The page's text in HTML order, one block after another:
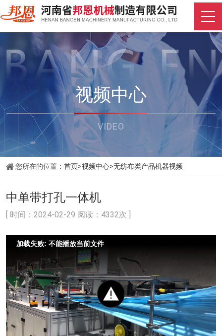
视频中心
VIDEO
您所在的位置： 首页>视频中心>无纺布类产品机器视频
中单带打孔一体机
[ 时间：2024-02-29 阅读：4332次 ]
加载失败: 不能播放当前文件